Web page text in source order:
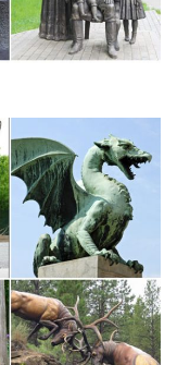
статуэтки…
Бронзовые
II на постаменте. 8
от
внушительных
года собака стоит
предпочтений или